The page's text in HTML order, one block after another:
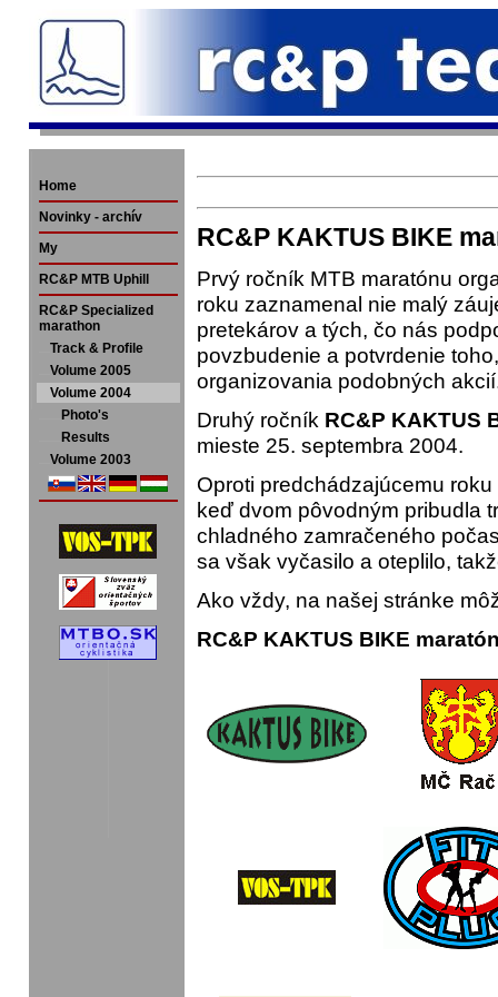
Home
Novinky - archív
My
RC&P MTB Uphill
RC&P Specialized
marathon
Track & Profile
Volume 2005
Volume 2004
Photo's
Results
Volume 2003
RC&P KAKTUS BIKE
Prvý ročník MTB maratónu
roku zaznamenal nie malý
pretekárov a tých, čo nás
povzbudenie a potvrdenie
organizovania podobných
Druhý ročník RC&P KAKTUS
mieste 25. septembra 2004.
Oproti predchádzajúcemu
keď dvom pôvodným pribudla
chladného zamračeného
sa však vyčasilo a oteplilo,
Ako vždy, na našej stránke
RC&P KAKTUS BIKE